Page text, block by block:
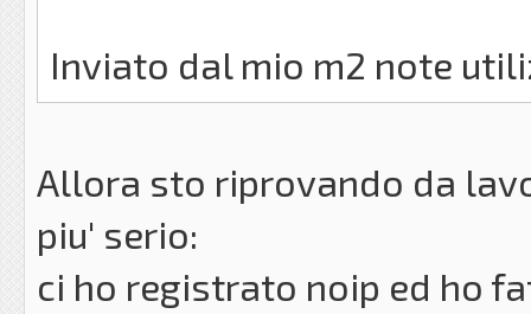
Inviato dal mio m2 note
Allora sto riprovando da
piu' serio:
ci ho registrato noip ed ho